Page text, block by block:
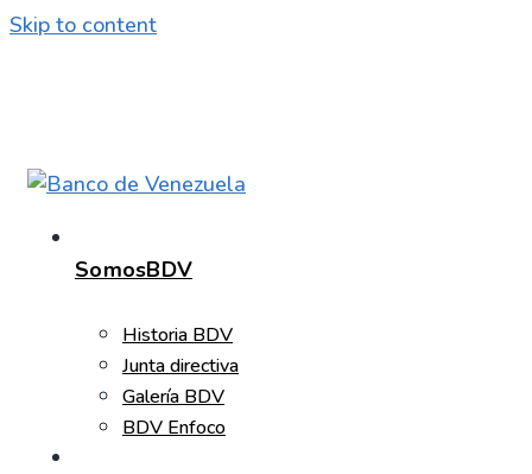
Skip to content
SomosBDV
Historia BDV
Junta directiva
Galería BDV
BDV Enfoco